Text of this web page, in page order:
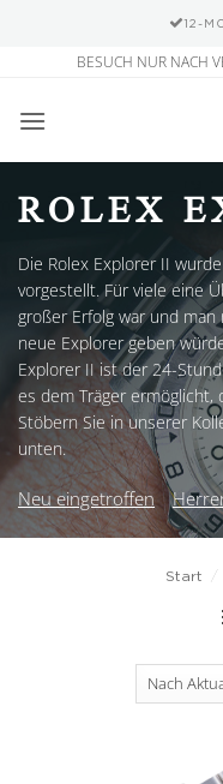
12-
springen
BESUCH NUR NACH
ROLEX
Die Rolex Explorer II
vorgestellt. Für viele eine
großer Erfolg war und
neue Explorer geben
Explorer II ist der 24-
es dem Träger ermöglicht,
Stöbern Sie in unserer
unten.
Neu eingetroffen
Start